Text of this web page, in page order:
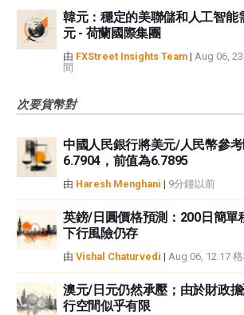
韓元：穩定的美聯儲和人工智能
元 - 荷蘭國際集團
由 FXStreet Insights Team | Aug 06,
間
次要貨幣對
中國人民銀行將美元/人民幣參
6.7904，前值為6.7895
由 Haresh Menghani | 9分鐘以前
英鎊/日圓價格預測：200日簡單
下行風險仍存
由 Vishal Chaturvedi | Aug 06, 12:17
澳元/日元仍然承壓；由於財政
行空間似乎有限